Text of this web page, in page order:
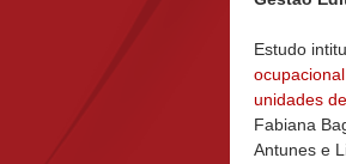
Estudo
unidades
Fabiana
Antunes e